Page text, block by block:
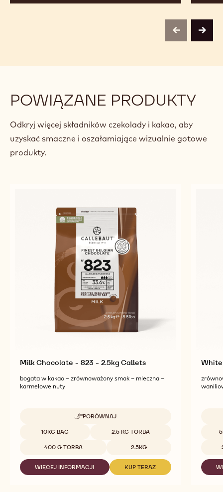
previousnext
POWIĄZANE PRODUKTY
Odkryj więcej składników czekolady i kakao, aby
uzyskać smaczne i oszałamiające wizualnie gotowe
produkty.
Milk Chocolate - 823 - 2.5kg Callets
bogata w kakao – zrównoważony smak – mleczna –
karmelowe nuty
PORÓWNAJ
-
-
2.5KG
CALLETS
Dostępne opakowania
10KG BAG 2.5 KG TORBA
400 G TORBA 2.5KG
WIĘCEJ INFORMACJI
-
KUP TERAZ
-